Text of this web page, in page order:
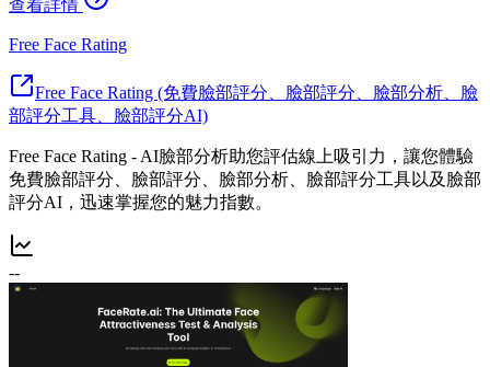
查看詳情
Free Face Rating
Free Face Rating (免費臉部評分、臉部評分、臉部分析、臉
部評分工具、臉部評分AI)
Free Face Rating - AI臉部分析助您評估線上吸引力，讓您體驗
免費臉部評分、臉部評分、臉部分析、臉部評分工具以及臉部
評分AI，迅速掌握您的魅力指數。
--